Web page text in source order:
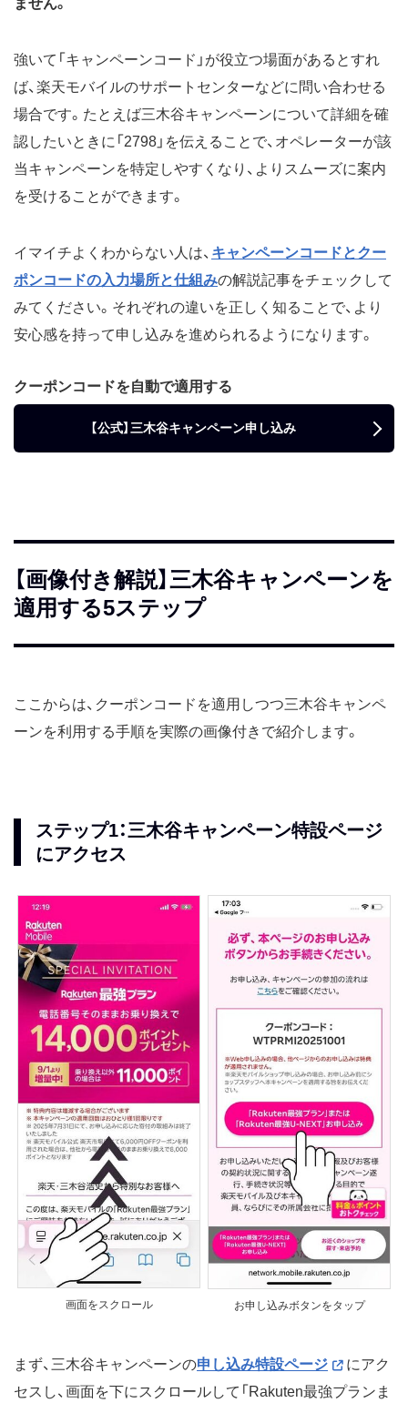
ません。
強いて「キャンペーンコード」が役立つ場面があるとすれ
ば、楽天モバイルのサポートセンターなどに問い合わせる
場合です。たとえば三木谷キャンペーンについて詳細を確
認したいときに「2798」を伝えることで、オペレーターが該
当キャンペーンを特定しやすくなり、よりスムーズに案内
を受けることができます。
イマイチよくわからない人は、 キャンペーンコードとクー
ポンコードの入力場所と仕組みの解説記事をチェックして
みてください。それぞれの違いを正しく知ることで、より
安心感を持って申し込みを進められるようになります。
クーポンコードを自動で適用する
【公式】三木谷キャンペーン申し込み
【画像付き解説】三木谷キャンペーンを
適用する5ステップ
ここからは、クーポンコードを適用しつつ三木谷キャンペ
ーンを利用する手順を実際の画像付きで紹介します。
ステップ1：三木谷キャンペーン特設ページ
にアクセス
画面をスクロール お申し込みボタンをタップ
まず、三木谷キャンペーンの申し込み特設ページ
にアク
セスし、画面を下にスクロールして「Rakuten最強プランま